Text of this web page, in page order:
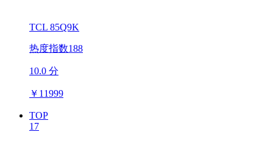
TCL 85Q9K
热度指数188
10.0 分
￥ 11999
TOP
17